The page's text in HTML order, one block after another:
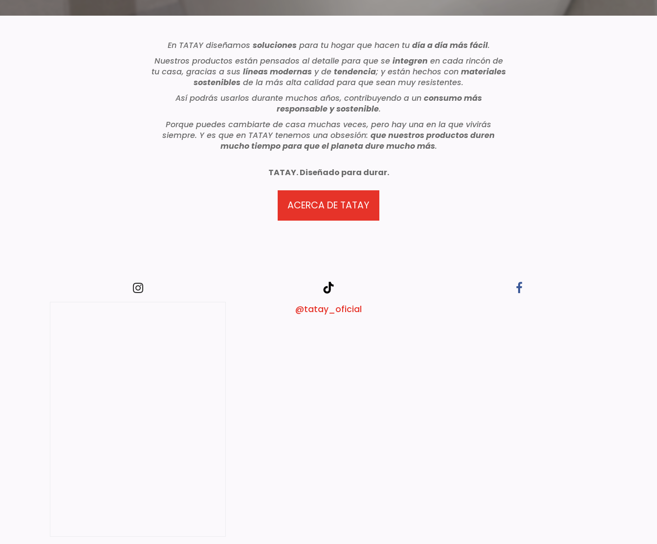
En TATAY diseñamos soluciones para tu hogar que hacen tu día a día más fácil.
Nuestros productos están pensados al detalle para que se integren en cada rincón de
tu casa, gracias a sus líneas modernas y de tendencia; y están hechos con materiales
sostenibles de la más alta calidad para que sean muy resistentes.
Así podrás usarlos durante muchos años, contribuyendo a un consumo más
responsable y sostenible.
Porque puedes cambiarte de casa muchas veces, pero hay una en la que vivirás
siempre. Y es que en TATAY tenemos una obsesión: que nuestros productos duren
mucho tiempo para que el planeta dure mucho más.
TATAY. Diseñado para durar.
ACERCA DE TATAY
@tatay_oficial